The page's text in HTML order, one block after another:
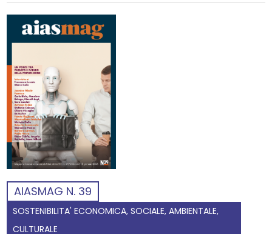
AIASMAG N. 39
SOSTENIBILITA' ECONOMICA, SOCIALE, AMBIENTALE,
CULTURALE